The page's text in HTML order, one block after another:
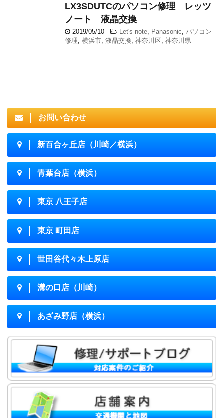
LX3SDUTCのパソコン修理 レッツ
ノート 液晶交換
2019/05/10 -Let's note Panasonic
パソコン
修理 横浜市 液晶交換 神奈川区 神奈川県
お問い合わせ
新百合ヶ丘店（川崎／横浜）
青葉台店（横浜）
東京 八王子店
東京 町田店
世田谷代々木上原店
溝の口店（川崎）
あざみ野店（横浜）